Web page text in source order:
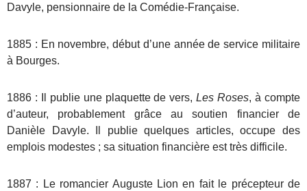
Davyle, pensionnaire de la Comédie-Française.
1885 : En novembre, début d’une année de service militaire
à Bourges.
1886 : Il publie une plaquette de vers,Les Roses, à compte
d’auteur, probablement grâce au soutien financier de
Danièle Davyle. Il publie quelques articles, occupe des
emplois modestes ; sa situation financière est très difficile.
1887 : Le romancier Auguste Lion en fait le précepteur de